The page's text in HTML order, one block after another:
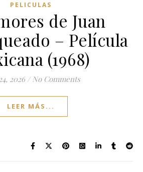
PELICULAS
de Juan
– Película
(1968)
2026 / No Comments
LEER MÁS...